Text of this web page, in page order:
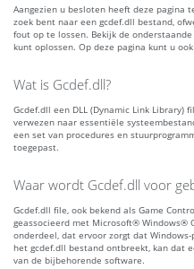
Aangezien u besloten heeft deze pagina
zoek bent naar een gcdef.dll bestand,
fout op te lossen. Bekijk de
kunt oplossen. Op deze pagina kunt u
Wat is Gcdef.dll?
Gcdef.dll een DLL (Dynamic Link
verwezen naar essentiële
een set van procedures en
toegepast.
Waar wordt Gcdef.dll voor
Gcdef.dll file, ook bekend als Game
geassocieerd met Microsoft® Windows®
onderdeel, dat ervoor zorgt dat
het gcdef.dll bestand ontbreekt, kan dat
van de bijbehorende software.